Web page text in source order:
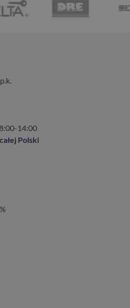
14:00
całej Polski